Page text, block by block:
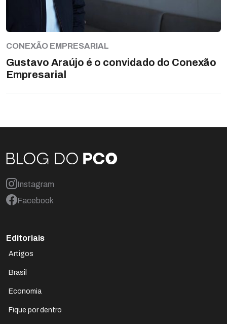
CONEXÃO EMPRESARIAL
Gustavo Araújo é o convidado do Conexão
Empresarial
Instagram
Facebook
Editoriais
Artigos
Brasil
Economia
Fique por dentro